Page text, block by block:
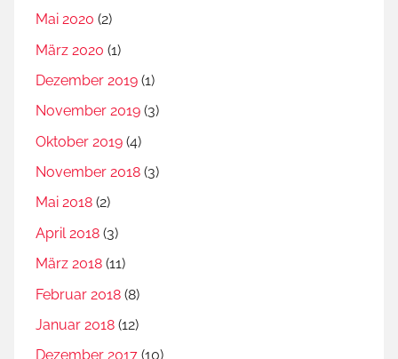
Mai 2020 (2)
März 2020 (1)
Dezember 2019 (1)
November 2019 (3)
Oktober 2019 (4)
November 2018 (3)
Mai 2018 (2)
April 2018 (3)
März 2018 (11)
Februar 2018 (8)
Januar 2018 (12)
Dezember 2017 (10)